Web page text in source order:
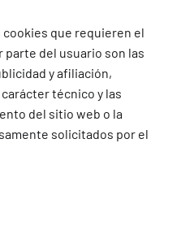
cookies que requieren el
del usuario son las
y afiliación,
técnico y las
del sitio web o la
solicitados por el